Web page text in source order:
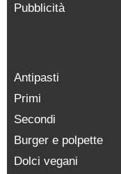
Pubblicità
Antipasti
Primi
Secondi
Burger e polpette
Dolci vegani